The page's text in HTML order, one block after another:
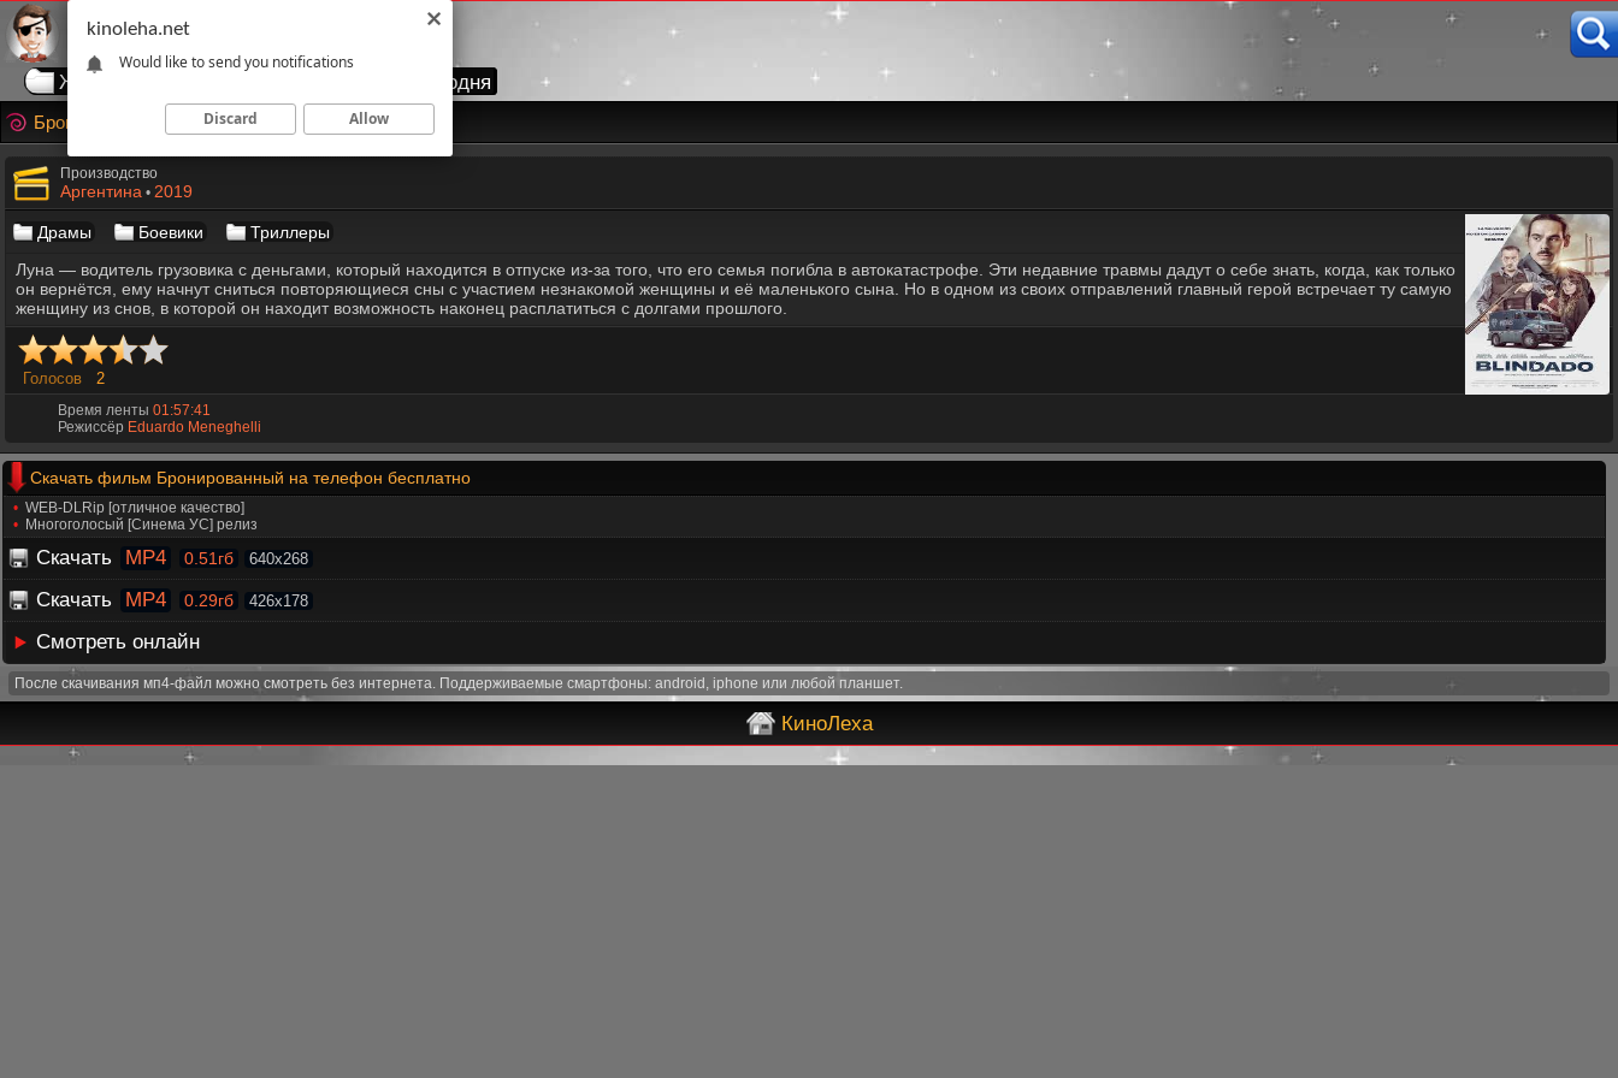
Жанры Топ сегодня
Бронированный
Производство
Аргентина • 2019
Драмы Боевики
Триллеры
Луна — водитель грузовика с деньгами, который находится в отпуске из-за того, что его семья погибла в автокатастрофе. Эти недавние травмы дадут о себе знать, когда, как только
он вернётся, ему начнут сниться повторяющиеся сны с участием незнакомой женщины и её маленького сына. Но в одном из своих отправлений главный герой встречает ту самую
женщину из снов, в которой он находит возможность наконец расплатиться с долгами прошлого.
Голосов 2
Время ленты 01:57:41
Режиссёр Eduardo Meneghelli
Скачать фильм Бронированный на телефон бесплатно
WEB-DLRip [отличное качество]
Многоголосый [Синема УС] релиз
Скачать MP4 0.51гб 640x268
Скачать MP4 0.29гб 426x178
Смотреть онлайн
После скачивания мп4-файл можно смотреть без интернета. Поддерживаемые смартфоны: android, iphone или любой планшет.
КиноЛеха
kinoleha.net
Would like to send you notifications
Discard Allow